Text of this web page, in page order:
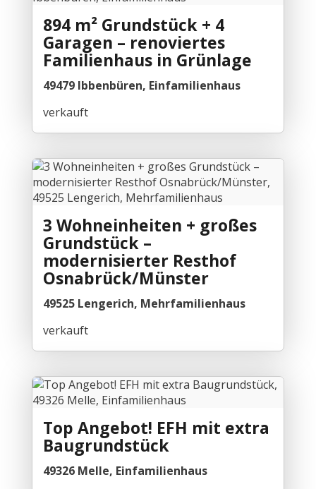
894 m² Grundstück + 4
Garagen – renoviertes
Familienhaus in Grünlage
49479 Ibbenbüren, Einfamilienhaus
verkauft
3 Wohneinheiten + großes
Grundstück –
modernisierter Resthof
Osnabrück/Münster
49525 Lengerich, Mehrfamilienhaus
verkauft
Top Angebot! EFH mit extra
Baugrundstück
49326 Melle, Einfamilienhaus